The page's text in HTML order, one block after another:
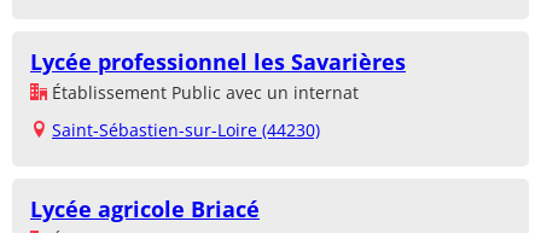
Lycée professionnel les Savarières
Établissement Public avec un internat
Saint-Sébastien-sur-Loire (44230)
Lycée agricole Briacé